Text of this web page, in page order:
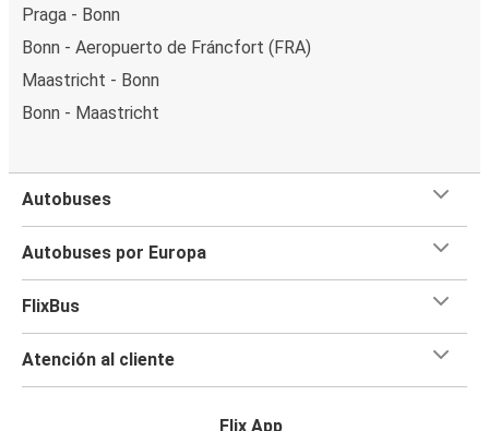
Praga - Bonn
Bonn - Aeropuerto de Fráncfort (FRA)
Maastricht - Bonn
Bonn - Maastricht
Autobuses
Autobuses por Europa
FlixBus
Atención al cliente
Flix App